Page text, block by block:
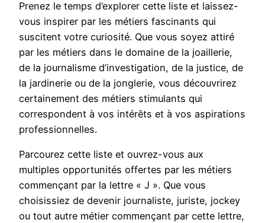
Prenez le temps d’explorer cette liste et laissez-
vous inspirer par les métiers fascinants qui
suscitent votre curiosité. Que vous soyez attiré
par les métiers dans le domaine de la joaillerie,
de la journalisme d’investigation, de la justice, de
la jardinerie ou de la jonglerie, vous découvrirez
certainement des métiers stimulants qui
correspondent à vos intérêts et à vos aspirations
professionnelles.
Parcourez cette liste et ouvrez-vous aux
multiples opportunités offertes par les métiers
commençant par la lettre « J ». Que vous
choisissiez de devenir journaliste, juriste, jockey
ou tout autre métier commençant par cette lettre,